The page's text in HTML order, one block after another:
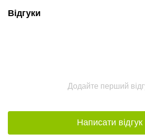
Відгуки
Додайте перший
Написати відгук